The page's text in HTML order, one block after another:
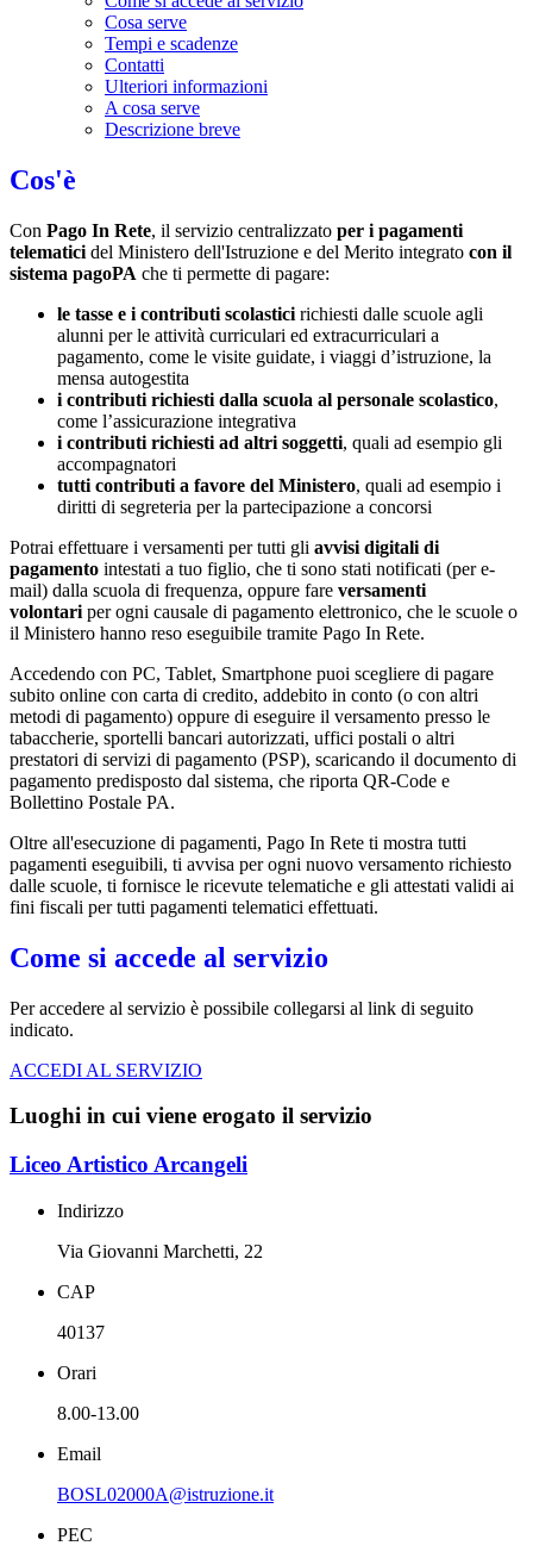
Cosa serve
Tempi e scadenze
Contatti
Ulteriori informazioni
A cosa serve
Descrizione breve
Cos'è
Con Pago In Rete, il servizio centralizzato per i pagamenti
telematici del Ministero dell'Istruzione e del Merito integrato con il
sistema pagoPA che ti permette di pagare:
le tasse e i contributi scolastici richiesti dalle scuole agli
alunni per le attività curriculari ed extracurriculari a
pagamento, come le visite guidate, i viaggi d’istruzione, la
mensa autogestita
i contributi richiesti dalla scuola al personale scolastico,
come l’assicurazione integrativa
i contributi richiesti ad altri soggetti, quali ad esempio gli
accompagnatori
tutti contributi a favore del Ministero, quali ad esempio i
diritti di segreteria per la partecipazione a concorsi
Potrai effettuare i versamenti per tutti gli avvisi digitali di
pagamento intestati a tuo figlio, che ti sono stati notificati (per e-
mail) dalla scuola di frequenza, oppure fare versamenti
volontari per ogni causale di pagamento elettronico, che le scuole o
il Ministero hanno reso eseguibile tramite Pago In Rete.
Accedendo con PC, Tablet, Smartphone puoi scegliere di pagare
subito online con carta di credito, addebito in conto (o con altri
metodi di pagamento) oppure di eseguire il versamento presso le
tabaccherie, sportelli bancari autorizzati, uffici postali o altri
prestatori di servizi di pagamento (PSP), scaricando il documento di
pagamento predisposto dal sistema, che riporta QR-Code e
Bollettino Postale PA.
Oltre all'esecuzione di pagamenti, Pago In Rete ti mostra tutti
pagamenti eseguibili, ti avvisa per ogni nuovo versamento richiesto
dalle scuole, ti fornisce le ricevute telematiche e gli attestati validi ai
fini fiscali per tutti pagamenti telematici effettuati.
Come si accede al servizio
Per accedere al servizio è possibile collegarsi al link di seguito
indicato.
ACCEDI AL SERVIZIO
Luoghi in cui viene erogato il servizio
Liceo Artistico Arcangeli
Indirizzo
Via Giovanni Marchetti, 22
CAP
40137
Orari
8.00-13.00
Email
BOSL02000A@istruzione.it
PEC